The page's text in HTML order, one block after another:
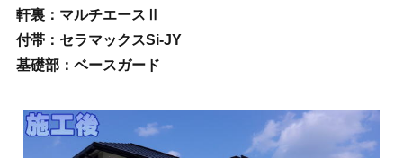
軒裏：マルチエースⅡ
付帯：セラマックスSi‐JY
基礎部：ベースガード